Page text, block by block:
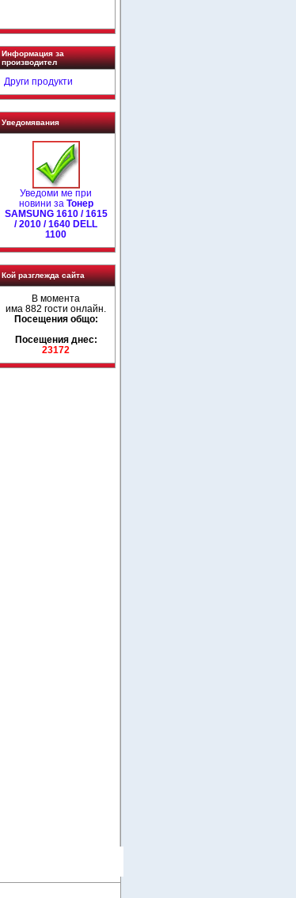
Информация за
производител
Други продукти
Уведомявания
Уведоми ме при
новини за Тонер
SAMSUNG 1610 / 1615
/ 2010 / 1640 DELL
1100
Кой разглежда сайта
В момента
има 882 гости онлайн.
Посещения общо:
Посещения днес:
23172